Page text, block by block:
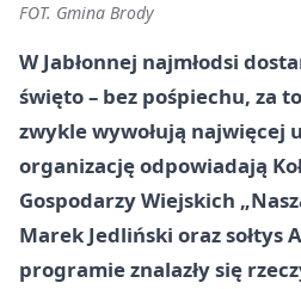
FOT. Gmina Brody
W Jabłonnej najmłodsi
święto – bez pośpiechu, za
zwykle wywołują najwięcej
organizację odpowiadają
Gospodarzy Wiejskich
Marek Jedliński oraz sołtys
programie znalazły się